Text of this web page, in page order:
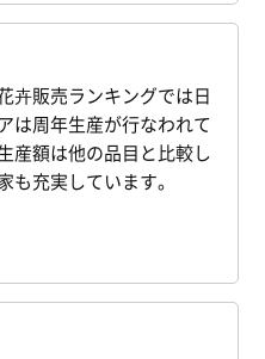
卉販売ランキングでは日
は周年生産が行なわれて
産額は他の品目と比較し
も充実しています。